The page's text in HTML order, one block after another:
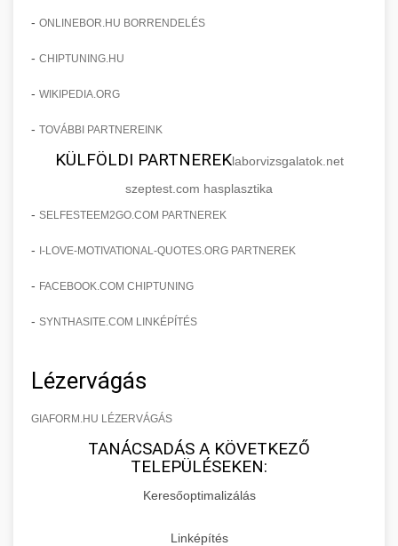
- ONLINEBOR.HU BORRENDELÉS
- CHIPTUNING.HU
- WIKIPEDIA.ORG
- TOVÁBBI PARTNEREINK
KÜLFÖLDI PARTNEREKlaborvizsgalatok.net
szeptest.com hasplasztika
- SELFESTEEM2GO.COM PARTNEREK
- I-LOVE-MOTIVATIONAL-QUOTES.ORG PARTNEREK
- FACEBOOK.COM CHIPTUNING
- SYNTHASITE.COM LINKÉPÍTÉS
Lézervágás
GIAFORM.HU LÉZERVÁGÁS
TANÁCSADÁS A KÖVETKEZŐ
TELEPÜLÉSEKEN:
Keresőoptimalizálás
Linképítés